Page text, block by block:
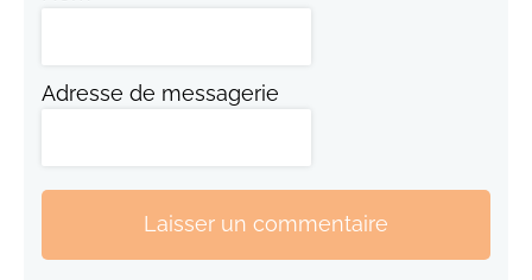
Adresse de messagerie
Laisser un commentaire